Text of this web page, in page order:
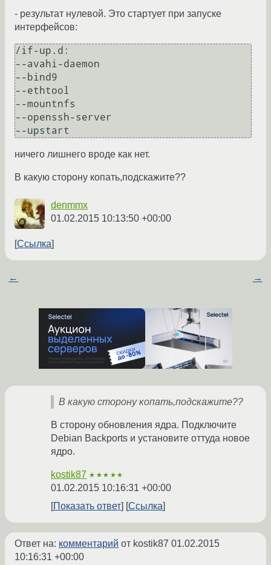
- результат нулевой. Это стартует при запуске
интерфейсов:
/if-up.d:
--avahi-daemon
--bind9
--ethtool
--mountnfs
--openssh-server
ничего лишнего вроде как нет.
В какую сторону копать,подскажите??
denmmx
01.02.2015 10:13:50 +00:00
Ссылка
← →
В какую сторону копать,подскажите??
В сторону обновления ядра. Подключите
Debian Backports и установите оттуда новое
ядро.
kostik87 ★★★★★
01.02.2015 10:16:31 +00:00
Показать ответ
Ссылка
Ответ на: комментарий от kostik87 01.02.2015
10:16:31 +00:00